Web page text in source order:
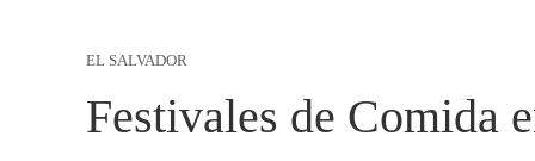
EL SALVADOR
Festivales de Comida